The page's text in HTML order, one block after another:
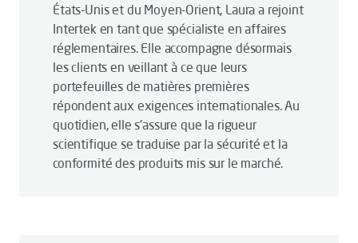
États-Unis et du Moyen-Orient, Laura a rejoint
Intertek en tant que spécialiste en affaires
réglementaires. Elle accompagne désormais
les clients en veillant à ce que leurs
portefeuilles de matières premières
répondent aux exigences internationales. Au
quotidien, elle s’assure que la rigueur
scientifique se traduise par la sécurité et la
conformité des produits mis sur le marché.